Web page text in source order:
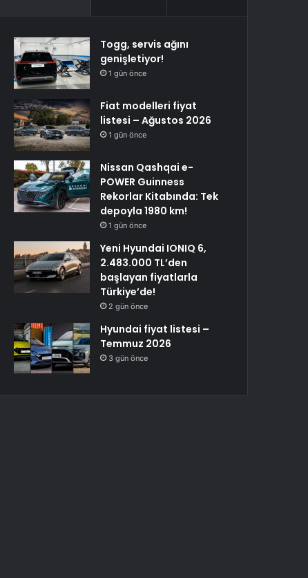
Togg, servis ağını
genişletiyor!
1 gün önce
Fiat modelleri fiyat
listesi – Ağustos 2026
1 gün önce
Nissan Qashqai e-
POWER Guinness
Rekorlar Kitabında: Tek
depoyla 1980 km!
1 gün önce
Yeni Hyundai IONIQ 6,
2.483.000 TL’den
başlayan fiyatlarla
Türkiye’de!
2 gün önce
Hyundai fiyat listesi –
Temmuz 2026
3 gün önce